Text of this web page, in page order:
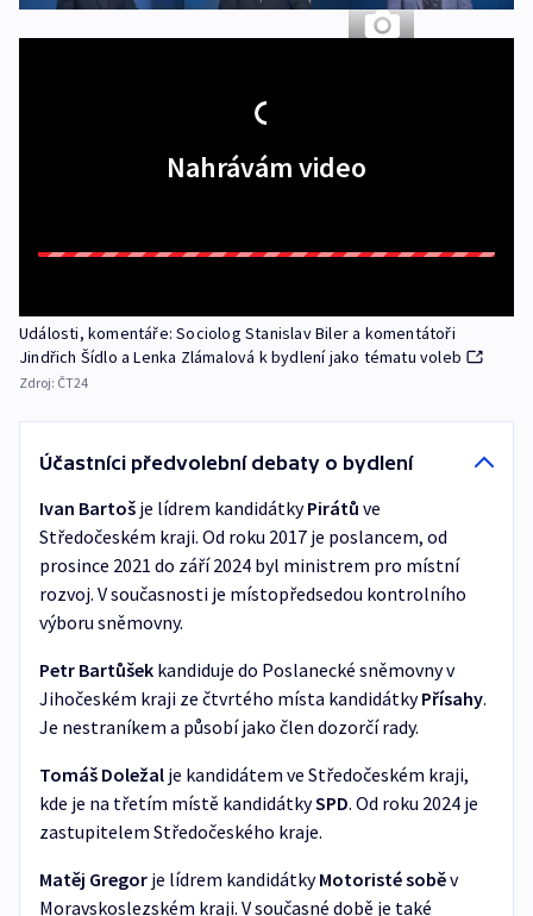
Nahrávám video
Události, komentáře: Sociolog Stanislav Biler a komentátoři
Jindřich Šídlo a Lenka Zlámalová k bydlení jako tématu voleb
Zdroj: ČT24
Účastníci předvolební debaty o bydlení
Ivan Bartoš je lídrem kandidátkyPirátů ve
Středočeském kraji. Od roku 2017 je poslancem, od
prosince 2021 do září 2024 byl ministrem pro místní
rozvoj. V současnosti je místopředsedou kontrolního
výboru sněmovny.
Petr Bartůšek kandiduje do Poslanecké sněmovny v
Jihočeském kraji ze čtvrtého místa kandidátkyPřísahy.
Je nestraníkem a působí jako člen dozorčí rady.
Tomáš Doležal je kandidátem ve Středočeském kraji,
kde je na třetím místě kandidátkySPD. Od roku 2024 je
zastupitelem Středočeského kraje.
Matěj Gregor je lídrem kandidátkyMotoristé soběv
Moravskoslezském kraji. V současné době je také